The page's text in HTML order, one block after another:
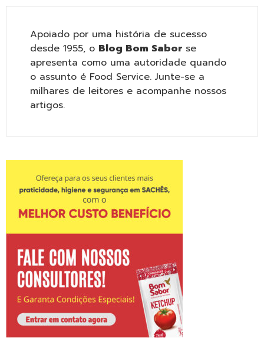
Apoiado por uma história de sucesso
desde 1955, o Blog Bom Sabor se
apresenta como uma autoridade quando
o assunto é Food Service. Junte-se a
milhares de leitores e acompanhe nossos
artigos.